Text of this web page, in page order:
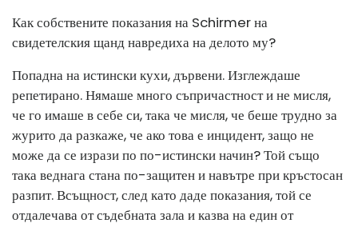
Как собствените показания на Schirmer на
свидетелския щанд навредиха на делото му?
Попадна на истински кухи, дървени. Изглеждаше
репетирано. Нямаше много съпричастност и не мисля,
че го имаше в себе си, така че мисля, че беше трудно за
журито да разкаже, че ако това е инцидент, защо не
може да се изрази по по-истински начин? Той също
така веднага стана по-защитен и навътре при кръстосан
разпит. Всъщност, след като даде показания, той се
отдалечава от съдебната зала и казва на един от